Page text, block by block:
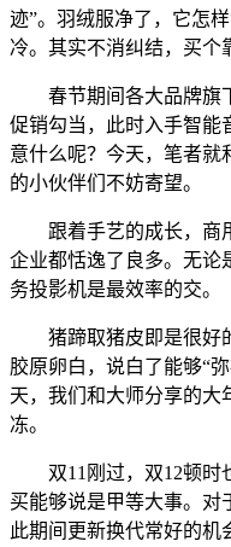
迹”。羽绒服净了，它怎
冷。其实不消纠结，买个
春节期间各大品牌旗
促销勾当，此时入手智能
意什么呢？今天，笔者就
的小伙伴们不妨寄望。
跟着手艺的成长，商
企业都恬逸了良多。无论
务投影机是最效率的交。
猪蹄取猪皮即是很好
胶原卵白，说白了能够“
天，我们和大师分享的大
冻。
双11刚过，双12顿时
买能够说是甲等大事。对
此期间更新换代常好的机